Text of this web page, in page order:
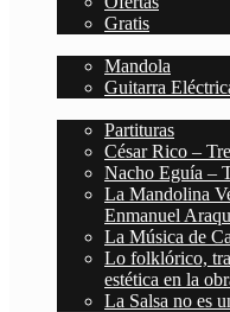
Gratis
Mandola
Guitarra
Partituras
César Rico –
Nacho Eguía –
La Mandolina
Enmanuel
La Música de
Lo folklórico,
estética en la
La Salsa no es